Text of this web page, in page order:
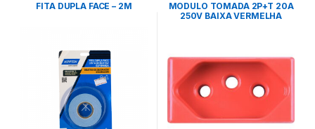
FITA DUPLA FACE – 2M
MODULO TOMADA 2P+T 20A
250V BAIXA VERMELHA